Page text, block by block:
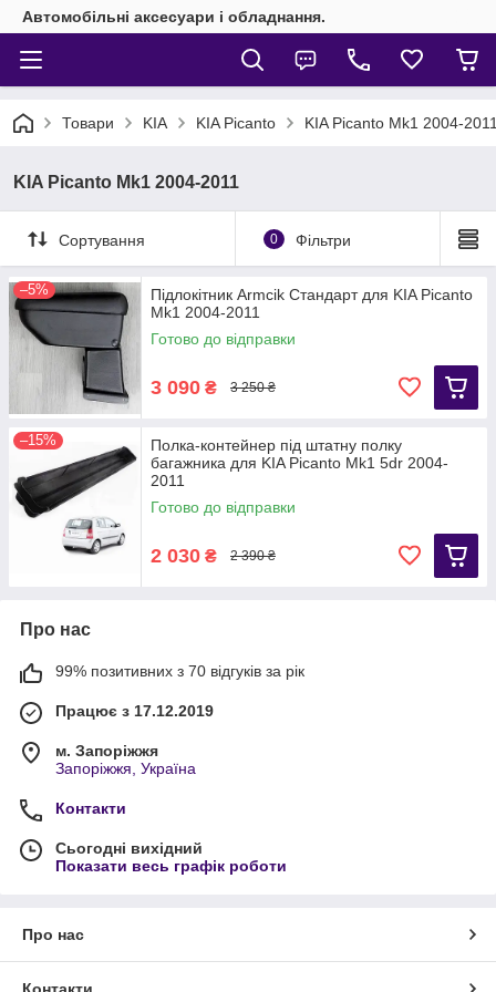
Автомобільні аксесуари і обладнання.
Товари KIA KIA Picanto KIA Picanto Mk1 2004-
KIA Picanto Mk1 2004-2011
Сортування 0 Фільтри
–5%
Підлокітник Armcik Стандарт для KIA Picanto
Mk1 2004-2011
Готово до відправки
3 090 ₴ 3 250 ₴
–15%
Полка-контейнер під штатну полку
багажника для KIA Picanto Mk1 5dr 2004-
2011
Готово до відправки
2 030 ₴ 2 390 ₴
Про нас
99% позитивних з 70 відгуків за рік
Працює з 17.12.2019
м. Запоріжжя
Запоріжжя, Україна
Контакти
Сьогодні вихідний
Показати весь графік роботи
Про нас